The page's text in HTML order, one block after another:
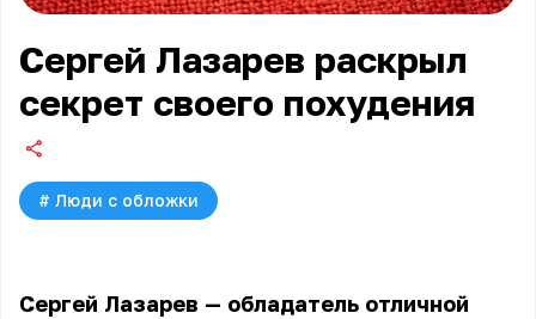
Сергей Лазарев раскрыл
секрет своего похудения
# Люди с обложки
Сергей Лазарев — обладатель отличной